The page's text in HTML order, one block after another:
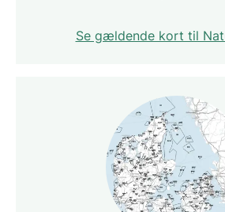
Se gældende kort til